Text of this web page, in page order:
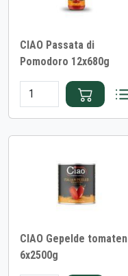
CIAO Passata di
Pomodoro 12x680g
CIAO Gepelde tomaten
6x2500g